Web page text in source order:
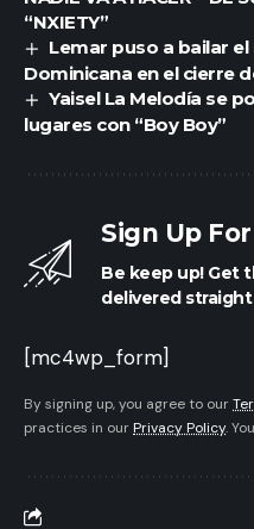
“NXIETY”
Lemar puso a bailar
Dominicana en el cierre
Yaisel La Melodía se
lugares con “Boy Boy”
Sign Up
Be keep up! Get
delivered
[mc4wp_form]
By signing up, you agree to our
practices in our Privacy Policy.